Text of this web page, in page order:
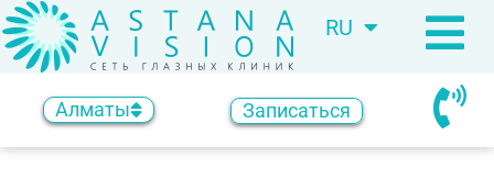
RU
KZ
Алматы Записаться